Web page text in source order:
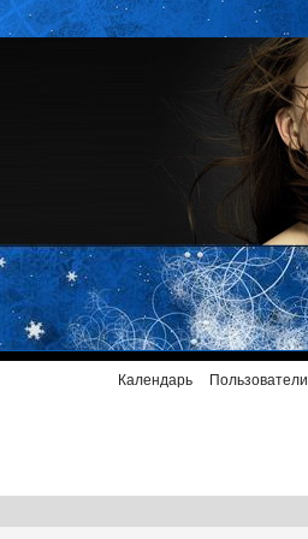
Пользователи
Календарь